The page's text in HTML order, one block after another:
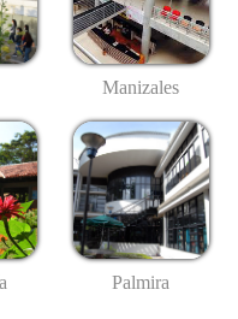
Manizales
Palmira